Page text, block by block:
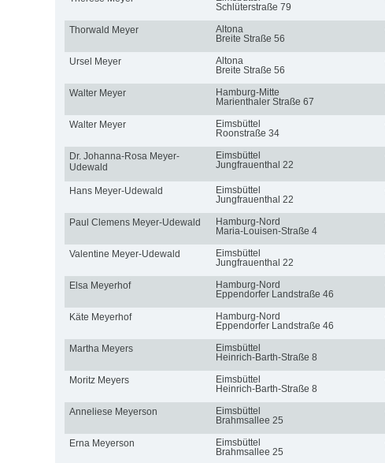
Schlüterstraße 79
Thorwald Meyer
Altona
Breite Straße 56
Ursel Meyer
Altona
Breite Straße 56
Walter Meyer
Hamburg-Mitte
Marienthaler Straße 67
Walter Meyer
Eimsbüttel
Roonstraße 34
Dr. Johanna-Rosa Meyer-
Udewald
Eimsbüttel
Jungfrauenthal 22
Hans Meyer-Udewald
Eimsbüttel
Jungfrauenthal 22
Paul Clemens Meyer-Udewald
Hamburg-Nord
Maria-Louisen-Straße 4
Valentine Meyer-Udewald
Eimsbüttel
Jungfrauenthal 22
Elsa Meyerhof
Hamburg-Nord
Eppendorfer Landstraße 46
Käte Meyerhof
Hamburg-Nord
Eppendorfer Landstraße 46
Martha Meyers
Eimsbüttel
Heinrich-Barth-Straße 8
Moritz Meyers
Eimsbüttel
Heinrich-Barth-Straße 8
Anneliese Meyerson
Eimsbüttel
Brahmsallee 25
Erna Meyerson
Eimsbüttel
Brahmsallee 25